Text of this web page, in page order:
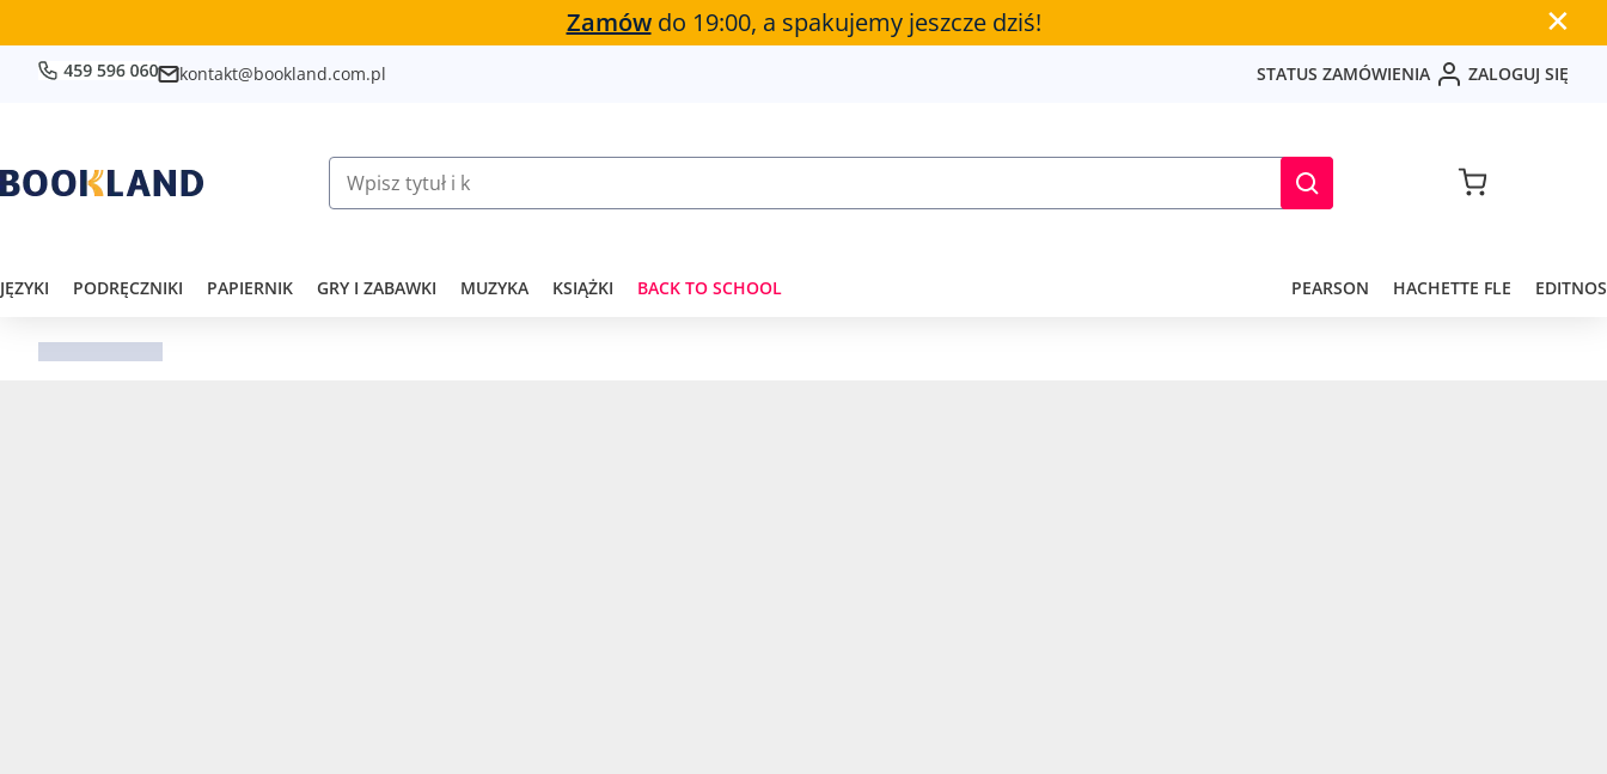
Zamówdo 19:00, a spakujemy jeszcze dziś! ✕
kontakt@bookland.com.pl STATUS ZAMÓWIENIA ZALOGUJ SIĘ
JĘZYKI PODRĘCZNIKI PAPIERNIK GRY I ZABAWKI MUZYKA KSIĄŻKI BACK TO SCHOOL PEARSON HACHETTE FLE EDITNOS